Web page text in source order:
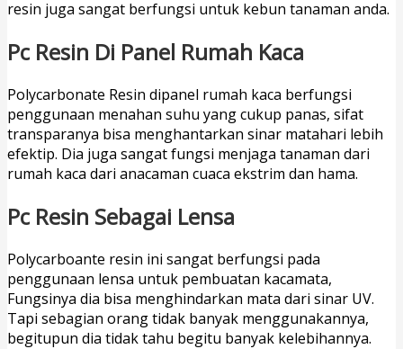
resin juga sangat berfungsi untuk kebun tanaman anda.
Pc Resin Di Panel Rumah Kaca
Polycarbonate Resin dipanel rumah kaca berfungsi
penggunaan menahan suhu yang cukup panas, sifat
transparanya bisa menghantarkan sinar matahari lebih
efektip. Dia juga sangat fungsi menjaga tanaman dari
rumah kaca dari anacaman cuaca ekstrim dan hama.
Pc Resin Sebagai Lensa
Polycarboante resin ini sangat berfungsi pada
penggunaan lensa untuk pembuatan kacamata,
Fungsinya dia bisa menghindarkan mata dari sinar UV.
Tapi sebagian orang tidak banyak menggunakannya,
begitupun dia tidak tahu begitu banyak kelebihannya.